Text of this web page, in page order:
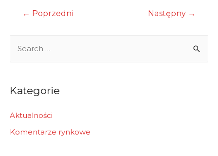
Nawigacja
← Poprzedni Następny →
r
h
f
Kategorie
Aktualności
Komentarze rynkowe